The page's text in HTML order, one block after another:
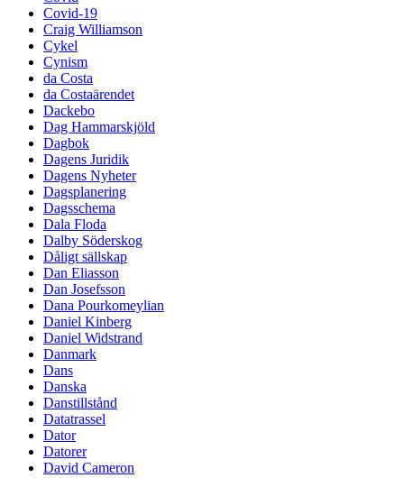
Covid-19
Craig Williamson
Cykel
Cynism
da Costa
da Costaärendet
Dackebo
Dag Hammarskjöld
Dagbok
Dagens Juridik
Dagens Nyheter
Dagsplanering
Dagsschema
Dala Floda
Dalby Söderskog
Dåligt sällskap
Dan Eliasson
Dan Josefsson
Dana Pourkomeylian
Daniel Kinberg
Daniel Widstrand
Danmark
Dans
Danska
Danstillstånd
Datatrassel
Dator
Datorer
David Cameron